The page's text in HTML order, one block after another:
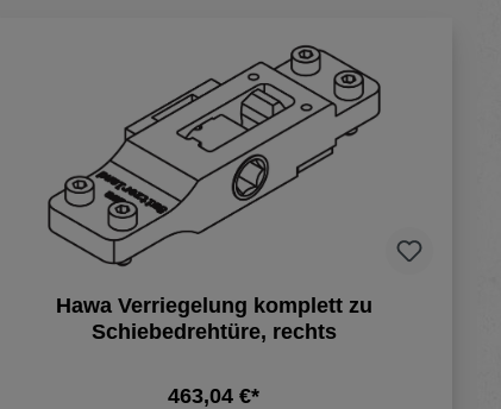
Hawa Verriegelung komplett zu
Schiebedrehtüre, rechts
463,04 €*